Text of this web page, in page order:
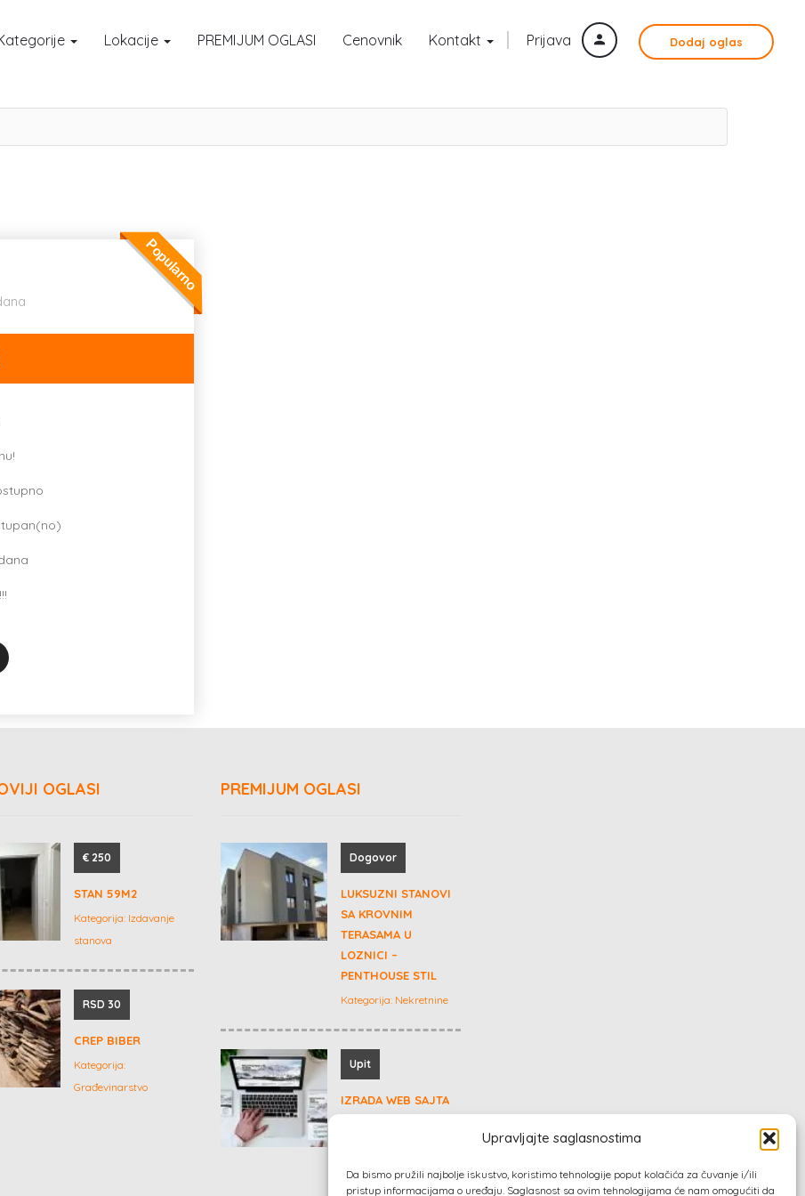
Upravljajte saglasnostima
Da bismo pružili najbolje iskustvo, koristimo tehnologije poput kolačića za čuvanje i/ili
pristup informacijama o uređaju. Saglasnost sa ovim tehnologijama će nam omogućiti da
Prijava Dodaj oglas
Lokacije PREMIJUM OGLASI Cenovnik Kontakt
Popularno
OGLASI
€ 250
STAN 59M2
Kategorija: Izdavanje
stanova
RSD 30
CREP BIBER
Kategorija:
Građevinarstvo
PREMIJUM OGLASI
Dogovor
LUKSUZNI STANOVI
SA KROVNIM
TERASAMA U
LOZNICI –
PENTHOUSE STIL
Kategorija: Nekretnine
Upit
IZRADA WEB SAJTA